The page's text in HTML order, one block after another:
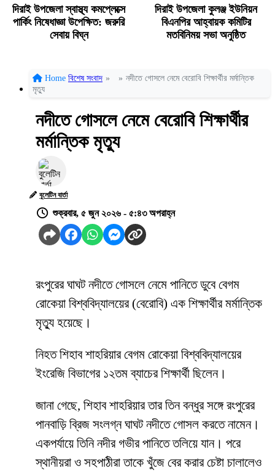
দিরাই উপজেলা স্বাস্থ্য কমপ্লেক্সে
পার্কিং নিষেধাজ্ঞা উপেক্ষিত: জরুরি
সেবায় বিঘ্ন
দিরাই উপজেলা কুলঞ্জ ইউনিয়ন
বিএনপির আহ্বায়ক কমিটির
মতবিনিময় সভা অনুষ্ঠিত
Home বিশেষ সংবাদ » » নদীতে গোসলে নেমে বেরোবি শিক্ষার্থীর মর্মান্তিক
মৃত্যু
নদীতে গোসলে নেমে বেরোবি শিক্ষার্থীর
মর্মান্তিক মৃত্যু
বুলেটিন বার্তা
শুক্রবার, ৫ জুন ২০২৬ - ৫:৪৩ অপরাহ্ন
রংপুরের ঘাঘট নদীতে গোসলে নেমে পানিতে ডুবে বেগম
রোকেয়া বিশ্ববিদ্যালয়ের (বেরোবি) এক শিক্ষার্থীর মর্মান্তিক
মৃত্যু হয়েছে।
নিহত শিহাব শাহরিয়ার বেগম রোকেয়া বিশ্ববিদ্যালয়ের
ইংরেজি বিভাগের ১২তম ব্যাচের শিক্ষার্থী ছিলেন।
জানা গেছে, শিহাব শাহরিয়ার তার তিন বন্ধুর সঙ্গে রংপুরের
পানবাড়ি ব্রিজ সংলগ্ন ঘাঘট নদীতে গোসল করতে নামেন।
একপর্যায়ে তিনি নদীর গভীর পানিতে তলিয়ে যান। পরে
স্থানীয়রা ও সহপাঠীরা তাকে খুঁজে বের করার চেষ্টা চালালেও